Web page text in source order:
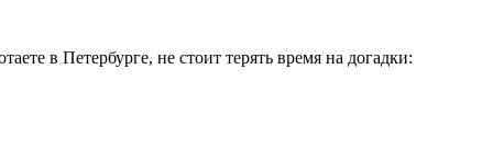
в Петербурге, не стоит терять время на догадки: